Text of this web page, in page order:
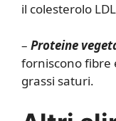
il colesterolo
– Proteine
forniscono fibre
grassi saturi.